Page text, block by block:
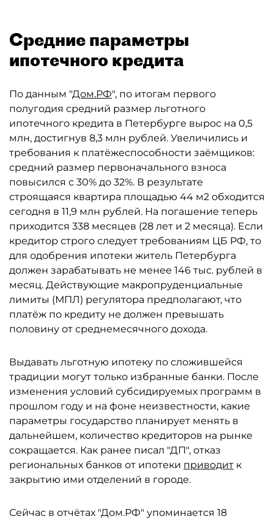
Средние параметры
ипотечного кредита
По данным "Дом.РФ", по итогам первого
полугодия средний размер льготного
ипотечного кредита в Петербурге вырос на 0,5
млн, достигнув 8,3 млн рублей. Увеличились и
требования к платёжеспособности заёмщиков:
средний размер первоначального взноса
повысился с 30% до 32%. В результате
строящаяся квартира площадью 44 м2 обходится
сегодня в 11,9 млн рублей. На погашение теперь
приходится 338 месяцев (28 лет и 2 месяца). Если
кредитор строго следует требованиям ЦБ РФ, то
для одобрения ипотеки житель Петербурга
должен зарабатывать не менее 146 тыс. рублей в
месяц. Действующие макропруденциальные
лимиты (МПЛ) регулятора предполагают, что
платёж по кредиту не должен превышать
половину от среднемесячного дохода.
Выдавать льготную ипотеку по сложившейся
традиции могут только избранные банки. После
изменения условий субсидируемых программ в
прошлом году и на фоне неизвестности, какие
параметры государство планирует менять в
дальнейшем, количество кредиторов на рынке
сокращается. Как ранее писал "ДП", отказ
региональных банков от ипотеки приводит к
закрытию ими отделений в городе.
Сейчас в отчётах "Дом.РФ" упоминается 18